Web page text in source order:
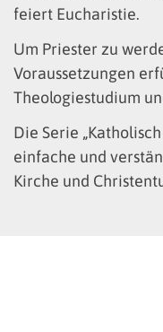
feiert Eucharistie.
Um Priester zu
Voraussetzungen
Theologiestudium
Die Serie
einfache und
Kirche und